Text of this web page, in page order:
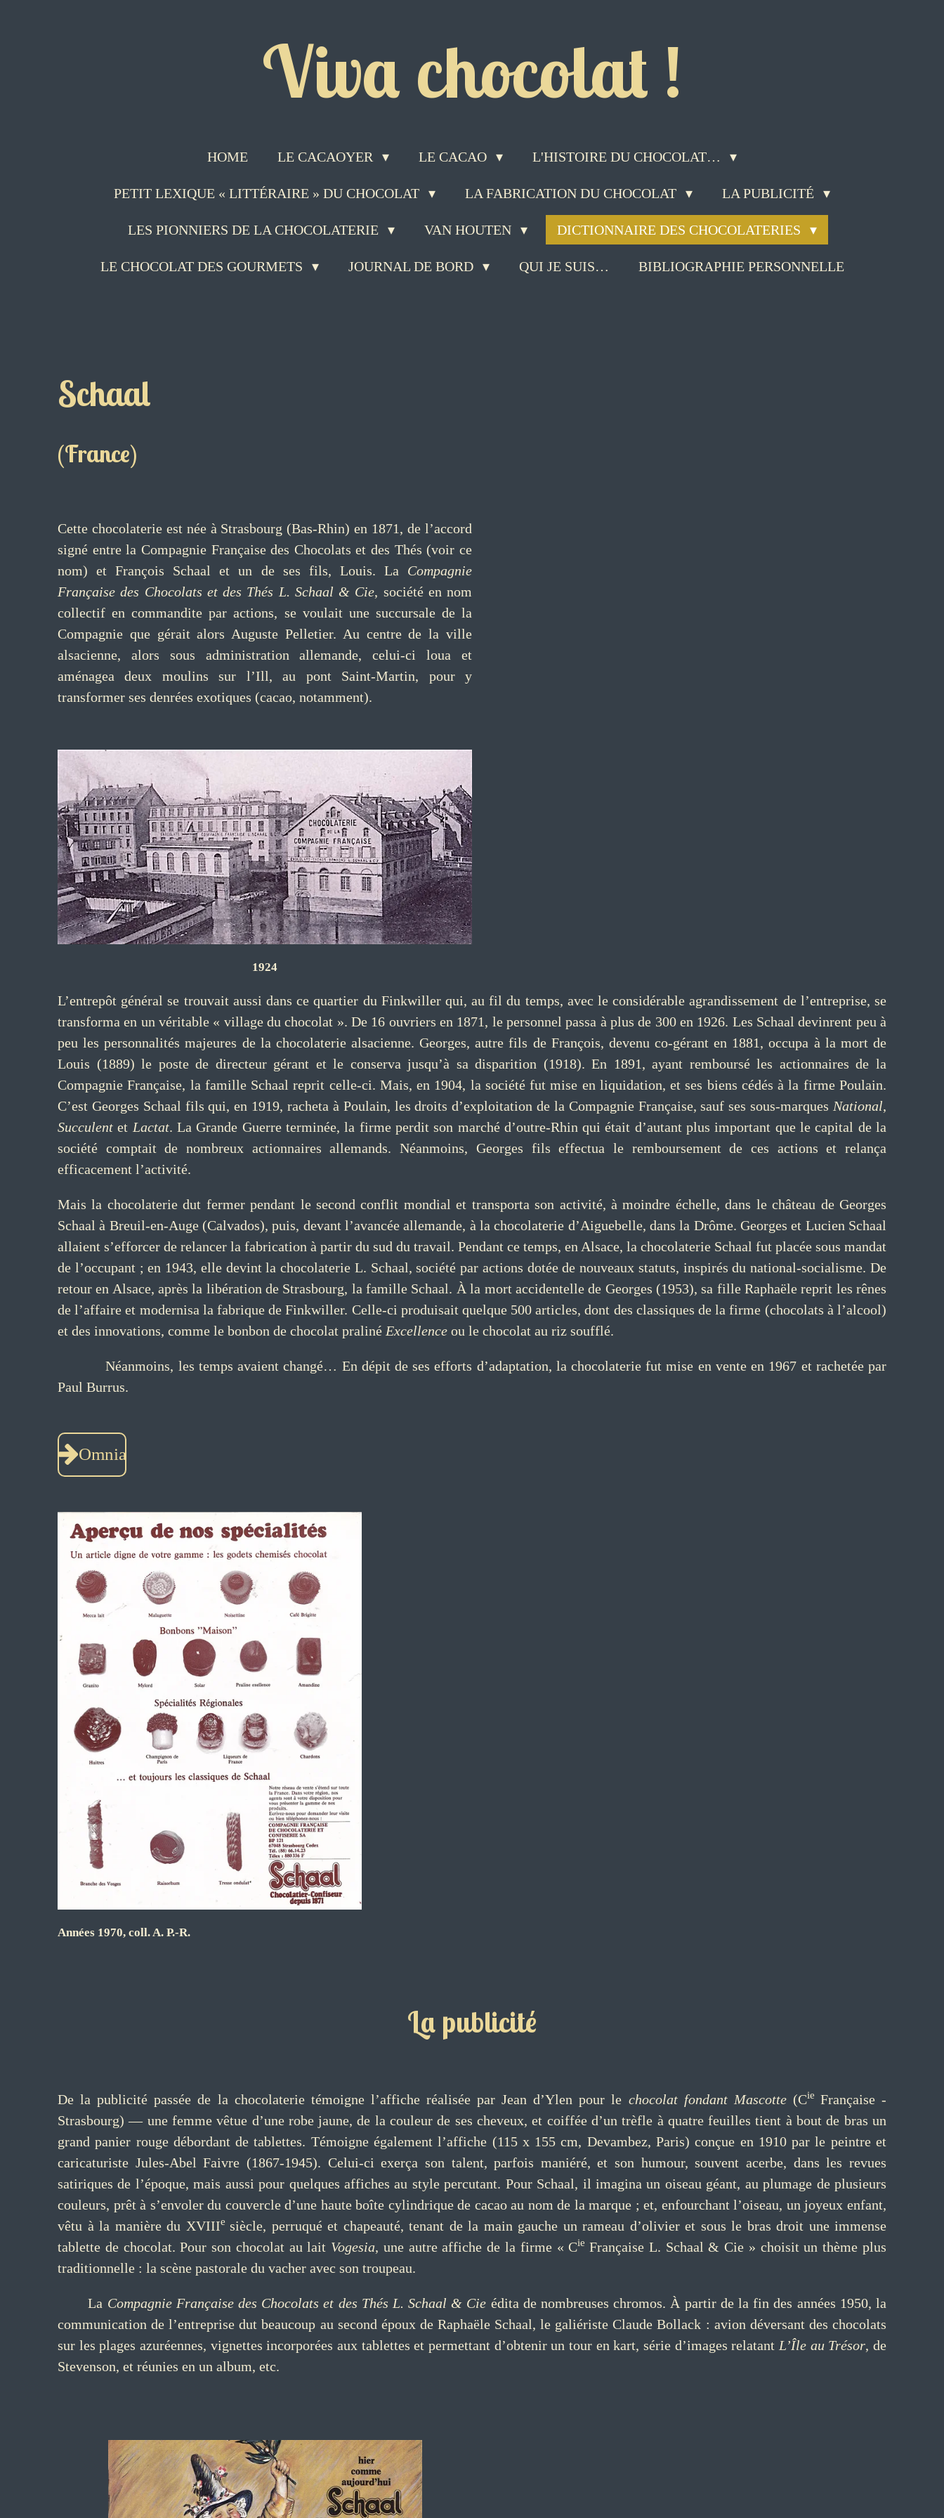
Viva chocolat !
HOME LE CACAOYER LE CACAO L'HISTOIRE DU CHOCOLAT…
PETIT LEXIQUE « LITTÉRAIRE » DU CHOCOLAT LA FABRICATION DU CHOCOLAT LA PUBLICITÉ
LES PIONNIERS DE LA CHOCOLATERIE VAN HOUTEN DICTIONNAIRE DES CHOCOLATERIES
LE CHOCOLAT DES GOURMETS JOURNAL DE BORD QUI JE SUIS… BIBLIOGRAPHIE PERSONNELLE
Schaal
(France)
Cette chocolaterie est née à Strasbourg (Bas-Rhin) en 1871, de l’accord
signé entre la Compagnie Française des Chocolats et des Thés (voir ce
nom) et François Schaal et un de ses fils, Louis. La Compagnie
Française des Chocolats et des Thés L. Schaal & Cie, société en nom
collectif en commandite par actions, se voulait une succursale de la
Compagnie que gérait alors Auguste Pelletier. Au centre de la ville
alsacienne, alors sous administration allemande, celui-ci loua et
aménagea deux moulins sur l’Ill, au pont Saint-Martin, pour y
transformer ses denrées exotiques (cacao, notamment).
1924
L’entrepôt général se trouvait aussi dans ce quartier du Finkwiller qui, au fil du temps, avec le considérable agrandissement de l’entreprise, se
transforma en un véritable « village du chocolat ». De 16 ouvriers en 1871, le personnel passa à plus de 300 en 1926. Les Schaal devinrent peu à
peu les personnalités majeures de la chocolaterie alsacienne. Georges, autre fils de François, devenu co-gérant en 1881, occupa à la mort de
Louis (1889) le poste de directeur gérant et le conserva jusqu’à sa disparition (1918). En 1891, ayant remboursé les actionnaires de la
Compagnie Française, la famille Schaal reprit celle-ci. Mais, en 1904, la société fut mise en liquidation, et ses biens cédés à la firme Poulain.
C’est Georges Schaal fils qui, en 1919, racheta à Poulain, les droits d’exploitation de la Compagnie Française, sauf ses sous-marques National,
Succulentet Lactat. La Grande Guerre terminée, la firme perdit son marché d’outre-Rhin qui était d’autant plus important que le capital de la
société comptait de nombreux actionnaires allemands. Néanmoins, Georges fils effectua le remboursement de ces actions et relança
efficacement l’activité.
Mais la chocolaterie dut fermer pendant le second conflit mondial et transporta son activité, à moindre échelle, dans le château de Georges
Schaal à Breuil-en-Auge (Calvados), puis, devant l’avancée allemande, à la chocolaterie d’Aiguebelle, dans la Drôme. Georges et Lucien Schaal
allaient s’efforcer de relancer la fabrication à partir du sud du travail. Pendant ce temps, en Alsace, la chocolaterie Schaal fut placée sous mandat
de l’occupant ; en 1943, elle devint la chocolaterie L. Schaal, société par actions dotée de nouveaux statuts, inspirés du national-socialisme. De
retour en Alsace, après la libération de Strasbourg, la famille Schaal. À la mort accidentelle de Georges (1953), sa fille Raphaële reprit les rênes
de l’affaire et modernisa la fabrique de Finkwiller. Celle-ci produisait quelque 500 articles, dont des classiques de la firme (chocolats à l’alcool)
et des innovations, comme le bonbon de chocolat praliné Excellence ou le chocolat au riz soufflé.
Néanmoins, les temps avaient changé… En dépit de ses efforts d’adaptation, la chocolaterie fut mise en vente en 1967 et rachetée par
Paul Burrus.
Omnia
Années 1970, coll. A. P.-R.
La publicité
De la publicité passée de la chocolaterie témoigne l’affiche réalisée par Jean d’Ylen pour le chocolat fondant Mascotte (Cie Française -
Strasbourg) — une femme vêtue d’une robe jaune, de la couleur de ses cheveux, et coiffée d’un trèfle à quatre feuilles tient à bout de bras un
grand panier rouge débordant de tablettes. Témoigne également l’affiche (115 x 155 cm, Devambez, Paris) conçue en 1910 par le peintre et
caricaturiste Jules-Abel Faivre (1867-1945). Celui-ci exerça son talent, parfois maniéré, et son humour, souvent acerbe, dans les revues
satiriques de l’époque, mais aussi pour quelques affiches au style percutant. Pour Schaal, il imagina un oiseau géant, au plumage de plusieurs
couleurs, prêt à s’envoler du couvercle d’une haute boîte cylindrique de cacao au nom de la marque ; et, enfourchant l’oiseau, un joyeux enfant,
vêtu à la manière du XVIIIe siècle, perruqué et chapeauté, tenant de la main gauche un rameau d’olivier et sous le bras droit une immense
tablette de chocolat. Pour son chocolat au lait Vogesia, une autre affiche de la firme « CieFrançaise L. Schaal & Cie » choisit un thème plus
traditionnelle : la scène pastorale du vacher avec son troupeau.
La Compagnie Française des Chocolats et des Thés L. Schaal & Cie édita de nombreuses chromos. À partir de la fin des années 1950, la
communication de l’entreprise dut beaucoup au second époux de Raphaële Schaal, le galiériste Claude Bollack : avion déversant des chocolats
sur les plages azuréennes, vignettes incorporées aux tablettes et permettant d’obtenir un tour en kart, série d’images relatant L’Île au Trésor, de
Stevenson, et réunies en un album, etc.